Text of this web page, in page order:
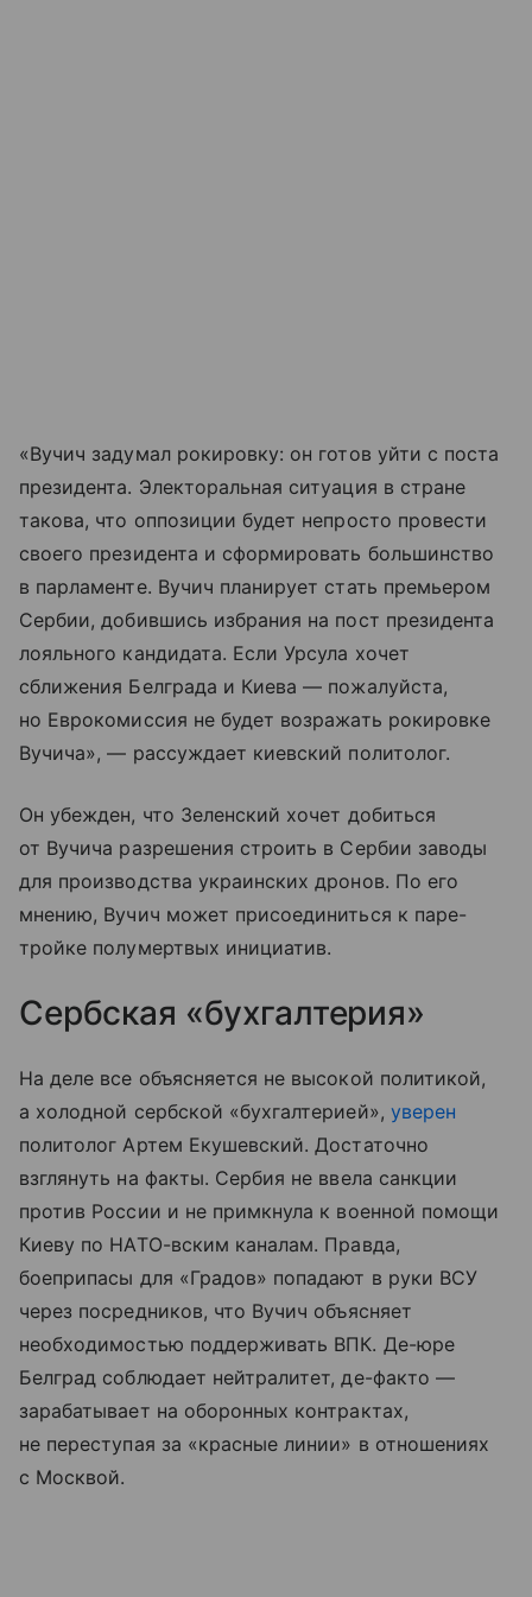
«Вучич задумал рокировку: он готов уйти с поста
президента. Электоральная ситуация в стране
такова, что оппозиции будет непросто провести
своего президента и сформировать большинство
в парламенте. Вучич планирует стать премьером
Сербии, добившись избрания на пост президента
лояльного кандидата. Если Урсула хочет
сближения Белграда и Киева — пожалуйста,
но Еврокомиссия не будет возражать рокировке
Вучича», — рассуждает киевский политолог.
Он убежден, что Зеленский хочет добиться
от Вучича разрешения строить в Сербии заводы
для производства украинских дронов. По его
мнению, Вучич может присоединиться к паре-
тройке полумертвых инициатив.
Сербская «бухгалтерия»
На деле все объясняется не высокой политикой,
а холодной сербской «бухгалтерией», уверен
политолог Артем Екушевский. Достаточно
взглянуть на факты. Сербия не ввела санкции
против России и не примкнула к военной помощи
Киеву по НАТО-вским каналам. Правда,
боеприпасы для «Градов» попадают в руки ВСУ
через посредников, что Вучич объясняет
необходимостью поддерживать ВПК. Де-юре
Белград соблюдает нейтралитет, де-факто —
зарабатывает на оборонных контрактах,
не переступая за «красные линии» в отношениях
с Москвой.